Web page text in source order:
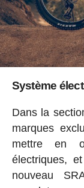
Système
Dans la
marques
mettre en
électriques,
nouveau